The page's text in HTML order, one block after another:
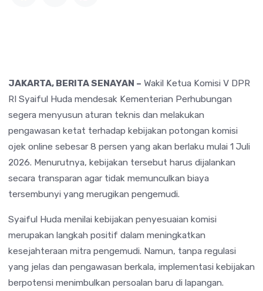
JAKARTA, BERITA SENAYAN – Wakil Ketua Komisi V DPR
RI Syaiful Huda mendesak Kementerian Perhubungan
segera menyusun aturan teknis dan melakukan
pengawasan ketat terhadap kebijakan potongan komisi
ojek online sebesar 8 persen yang akan berlaku mulai 1 Juli
2026. Menurutnya, kebijakan tersebut harus dijalankan
secara transparan agar tidak memunculkan biaya
tersembunyi yang merugikan pengemudi.
Syaiful Huda menilai kebijakan penyesuaian komisi
merupakan langkah positif dalam meningkatkan
kesejahteraan mitra pengemudi. Namun, tanpa regulasi
yang jelas dan pengawasan berkala, implementasi kebijakan
berpotensi menimbulkan persoalan baru di lapangan.